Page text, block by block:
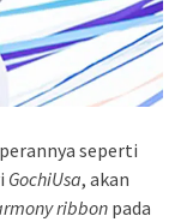
seperti
GochiUsa, akan
ribbonpada